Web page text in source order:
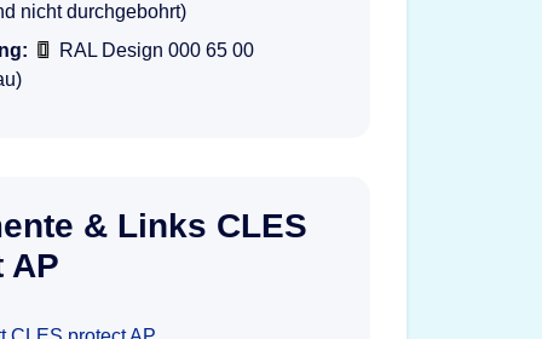
nicht durchgebohrt)
RAL Design 000 65 00
& Links CLES
AP